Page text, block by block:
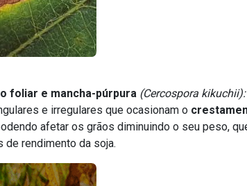
foliar e mancha-púrpura (Cercospora kikuchii):
e irregulares que ocasionam o
afetar os grãos diminuindo o seu peso,
de rendimento da soja.